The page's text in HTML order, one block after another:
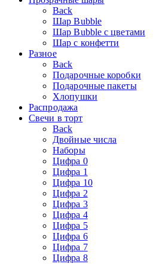
Back
Шар Bubble
Шар Bubble с цветами
Шар с конфетти
Разное
Back
Подарочные коробки
Подарочные пакеты
Хлопушки
Распродажа
Свечи в торт
Back
Двойные числа
Наборы
Цифра 0
Цифра 1
Цифра 10
Цифра 2
Цифра 3
Цифра 4
Цифра 5
Цифра 6
Цифра 7
Цифра 8